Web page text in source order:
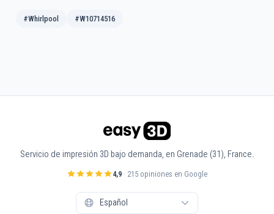
#Whirlpool #W10714516
Servicio de impresión 3D bajo demanda, en Grenade (31), France.
4,9· 215 opiniones en Google